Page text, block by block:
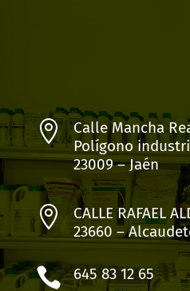

Calle Mancha
Polígono
23009 – Jaén

CALLE RAFAEL
23660 –
 645 83 12 65